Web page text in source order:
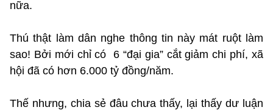
nữa.
Thú thật làm dân nghe thông tin này mát ruột làm
sao! Bởi mới chỉ có 6 “đại gia” cắt giảm chi phí, xã
hội đã có hơn 6.000 tỷ đồng/năm.
Thế nhưng, chia sẻ đâu chưa thấy, lại thấy dư luận